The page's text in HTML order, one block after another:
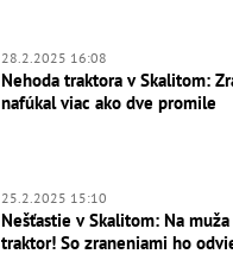
28.2.2025 16:08
Nehoda traktora v Skalitom:
nafúkal viac ako dve promile
25.2.2025 15:10
Nešťastie v Skalitom: Na
traktor! So zraneniami ho